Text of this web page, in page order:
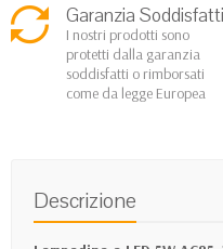
Garanzia Soddisfatti
I nostri prodotti sono
protetti dalla garanzia
soddisfatti o rimborsati
come da legge Europea
Descrizione